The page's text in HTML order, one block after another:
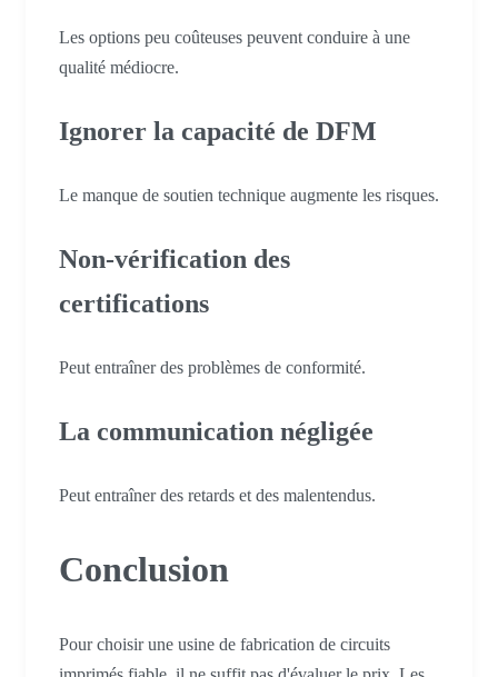
Les options peu coûteuses peuvent conduire à une
qualité médiocre.
Ignorer la capacité de DFM
Le manque de soutien technique augmente les risques.
Non-vérification des
certifications
Peut entraîner des problèmes de conformité.
La communication négligée
Peut entraîner des retards et des malentendus.
Conclusion
Pour choisir une usine de fabrication de circuits